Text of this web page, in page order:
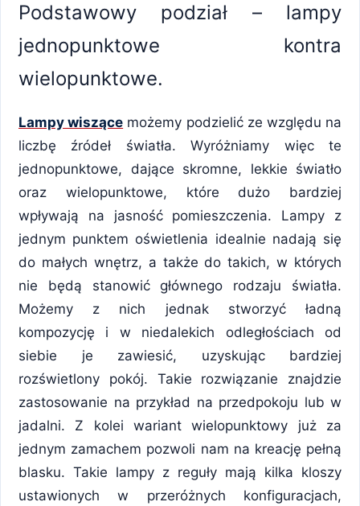
Podstawowy podział – lampy
jednopunktowe kontra
wielopunktowe.
Lampy wiszące możemy podzielić ze względu na
liczbę źródeł światła. Wyróżniamy więc te
jednopunktowe, dające skromne, lekkie światło
oraz wielopunktowe, które dużo bardziej
wpływają na jasność pomieszczenia. Lampy z
jednym punktem oświetlenia idealnie nadają się
do małych wnętrz, a także do takich, w których
nie będą stanowić głównego rodzaju światła.
Możemy z nich jednak stworzyć ładną
kompozycję i w niedalekich odległościach od
siebie je zawiesić, uzyskując bardziej
rozświetlony pokój. Takie rozwiązanie znajdzie
zastosowanie na przykład na przedpokoju lub w
jadalni. Z kolei wariant wielopunktowy już za
jednym zamachem pozwoli nam na kreację pełną
blasku. Takie lampy z reguły mają kilka kloszy
ustawionych w przeróżnych konfiguracjach,